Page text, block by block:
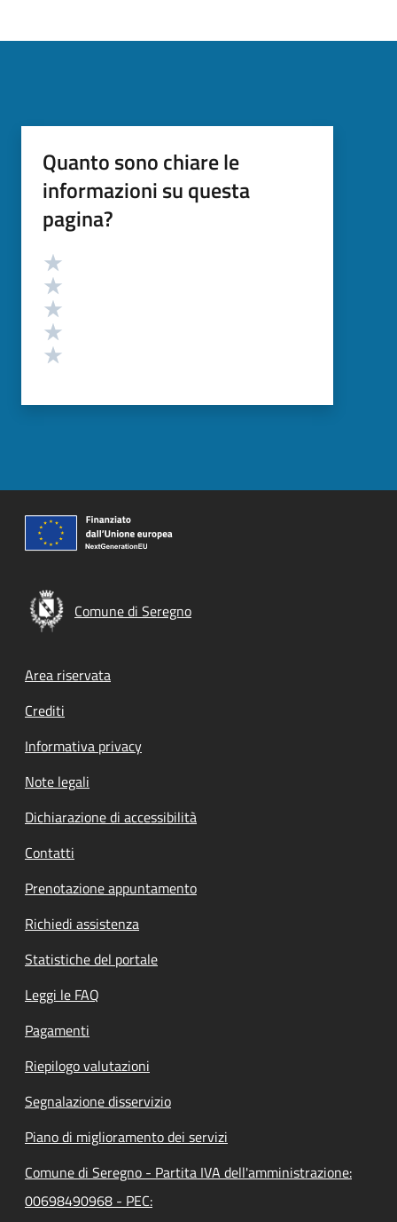
Quanto sono chiare le
informazioni su questa
pagina?
Valutazione
Comune di Seregno
Footer menu
Area riservata
Crediti
Informativa privacy
Note legali
Dichiarazione di accessibilità
Contatti
Prenotazione appuntamento
Richiedi assistenza
Statistiche del portale
Leggi le FAQ
Pagamenti
Riepilogo valutazioni
Segnalazione disservizio
Piano di miglioramento dei servizi
Comune di Seregno - Partita IVA dell'amministrazione:
00698490968 - PEC: